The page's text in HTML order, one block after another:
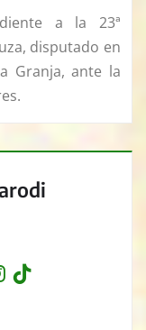
a la 23ª
disputado en
Granja, ante la